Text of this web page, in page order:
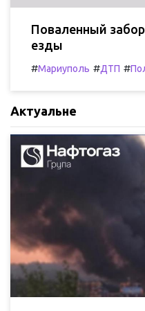
Поваленный
езды
#Мариуполь #ДТП #
Актуальне